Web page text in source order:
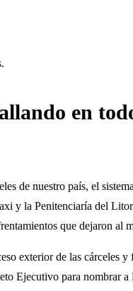
en
de nuestro país, el
y la Penitenciaría del
que dejaron al
exterior de las
Ejecutivo para nombrar a